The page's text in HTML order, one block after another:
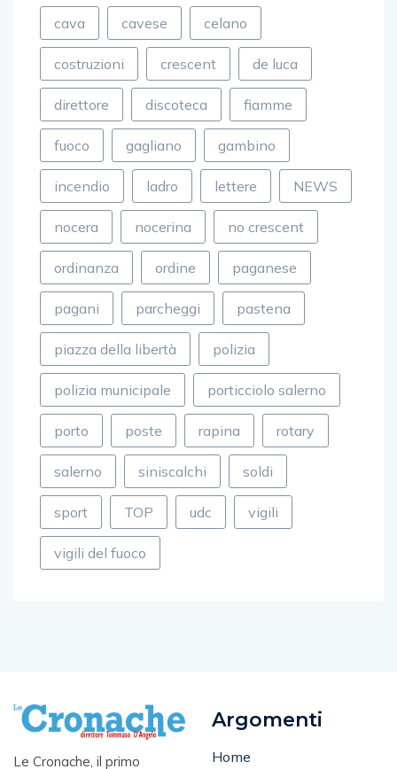
cava cavese celano
costruzioni crescent de luca
direttore discoteca fiamme
fuoco gagliano gambino
incendio ladro lettere NEWS
nocera nocerina no crescent
ordinanza ordine paganese
pagani parcheggi pastena
piazza della libertà polizia
polizia municipale porticciolo salerno
porto poste rapina rotary
salerno siniscalchi soldi
sport TOP udc vigili
vigili del fuoco
Le Cronache, il primo
Argomenti
Home